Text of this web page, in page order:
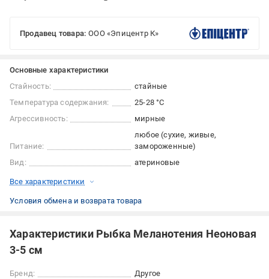
Продавец товара: ООО «Эпицентр К»
Основные характеристики
Стайность:
стайные
Температура содержания:
25-28 °С
Агрессивность:
мирные
Питание:
любое (сухие, живые,
замороженные)
Вид:
атериновые
Все характеристики
Условия обмена и возврата товара
Характеристики Рыбка Меланотения Неоновая
3-5 см
Бренд:
Другое